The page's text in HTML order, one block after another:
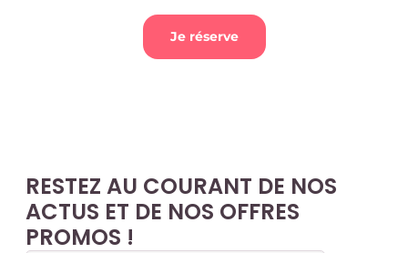
Je réserve
RESTEZ AU COURANT DE NOS
ACTUS ET DE NOS OFFRES
PROMOS !